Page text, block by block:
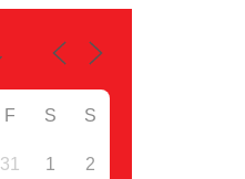
F S S
31 1 2